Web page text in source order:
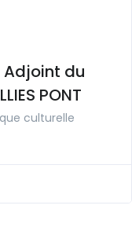
Adjoint du
PONT
culturelle